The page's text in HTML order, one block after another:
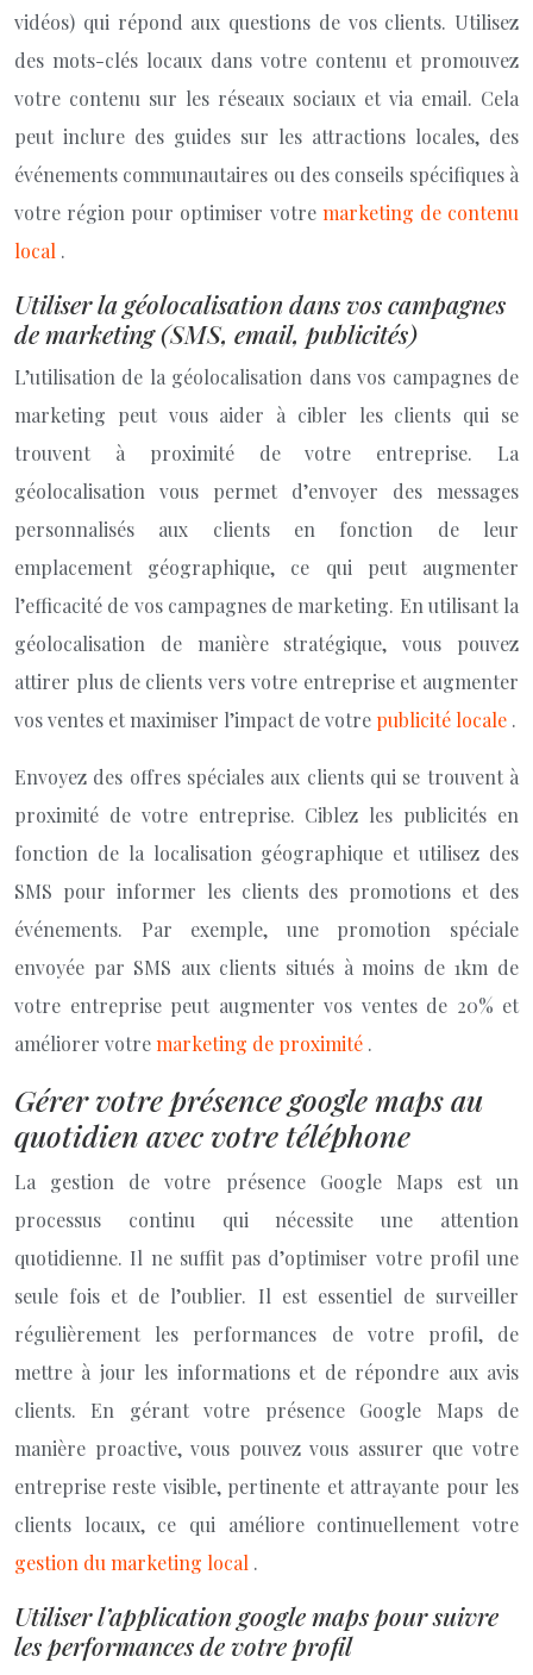
vidéos) qui répond aux questions de vos clients. Utilisez
des mots-clés locaux dans votre contenu et promouvez
votre contenu sur les réseaux sociaux et via email. Cela
peut inclure des guides sur les attractions locales, des
événements communautaires ou des conseils spécifiques à
votre région pour optimiser votre marketing de contenu
local .
Utiliser la géolocalisation dans vos campagnes
de marketing (SMS, email, publicités)
L’utilisation de la géolocalisation dans vos campagnes de
marketing peut vous aider à cibler les clients qui se
trouvent à proximité de votre entreprise. La
géolocalisation vous permet d’envoyer des messages
personnalisés aux clients en fonction de leur
emplacement géographique, ce qui peut augmenter
l’efficacité de vos campagnes de marketing. En utilisant la
géolocalisation de manière stratégique, vous pouvez
attirer plus de clients vers votre entreprise et augmenter
vos ventes et maximiser l’impact de votre publicité locale .
Envoyez des offres spéciales aux clients qui se trouvent à
proximité de votre entreprise. Ciblez les publicités en
fonction de la localisation géographique et utilisez des
SMS pour informer les clients des promotions et des
événements. Par exemple, une promotion spéciale
envoyée par SMS aux clients situés à moins de 1km de
votre entreprise peut augmenter vos ventes de 20% et
améliorer votremarketing de proximité .
Gérer votre présence google maps au
quotidien avec votre téléphone
La gestion de votre présence Google Maps est un
processus continu qui nécessite une attention
quotidienne. Il ne suffit pas d’optimiser votre profil une
seule fois et de l’oublier. Il est essentiel de surveiller
régulièrement les performances de votre profil, de
mettre à jour les informations et de répondre aux avis
clients. En gérant votre présence Google Maps de
manière proactive, vous pouvez vous assurer que votre
entreprise reste visible, pertinente et attrayante pour les
clients locaux, ce qui améliore continuellement votre
gestion du marketing local .
Utiliser l’application google maps pour suivre
les performances de votre profil